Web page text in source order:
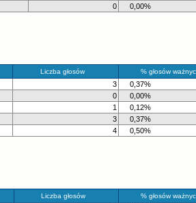
0 0,00%
Liczba głosów % głosów
3
0,37%
0
0,00%
1
0,12%
3
0,37%
4 0,50%
Liczba głosów % głosów